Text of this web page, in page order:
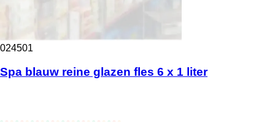
024501
Spa blauw reine glazen fles 6 x 1 liter